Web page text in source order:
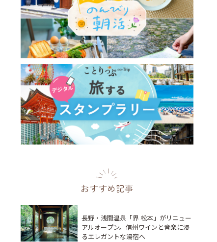
おすすめ記事
長野・浅間温泉「界 松本」がリニュー
アルオープン。信州ワインと音楽に浸
るエレガントな湯宿へ